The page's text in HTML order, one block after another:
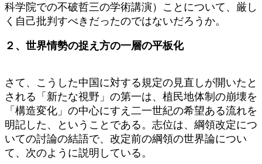
科学院での不破哲三の学術講演）ことについて、厳し
く自己批判すべきだったのではないだろうか。
２、世界情勢の捉え方の一層の平板化
さて、こうした中国に対する規定の見直しが開いたと
される「新たな視野」の第一は、植民地体制の崩壊を
「構造変化」の中心にすえ二一世紀の希望ある流れを
明記した、ということである。志位は、綱領改定につ
いての討論の結語で、改定前の綱領の世界論につい
て、次のように説明している。